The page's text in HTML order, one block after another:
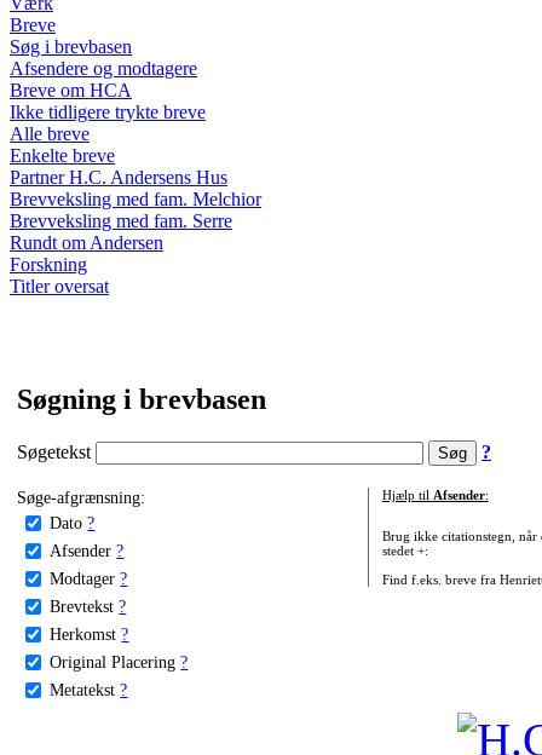
Breve
Søg i brevbasen
Afsendere og modtagere
Breve om HCA
Ikke tidligere trykte breve
Alle breve
Enkelte breve
Partner H.C. Andersens Hus
Brevveksling med fam. Melchior
Brevveksling med fam. Serre
Rundt om Andersen
Forskning
Titler oversat
Søgning i brevbasen
Søgetekst ?
Søge-afgrænsning:
Dato ?
Afsender ?
Modtager ?
Brevtekst ?
Herkomst ?
Original Placering ?
Metatekst ?
Hjælp til Afsender:
Brug ikke citationstegn, når
stedet +:
Find f.eks. breve fra